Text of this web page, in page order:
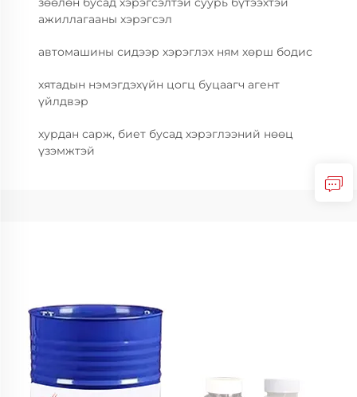
ажиллагааны хэрэгсэл
автомашины сидээр хэрэглэх ням хөрш бодис
хятадын нэмэгдэхүйн цогц буцаагч агент
үйлдвэр
хурдан сарж, биет бусад хэрэглээний нөөц
үзэмжтэй